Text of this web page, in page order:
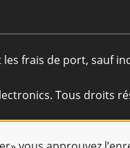
les frais de port, sauf
Tous droits